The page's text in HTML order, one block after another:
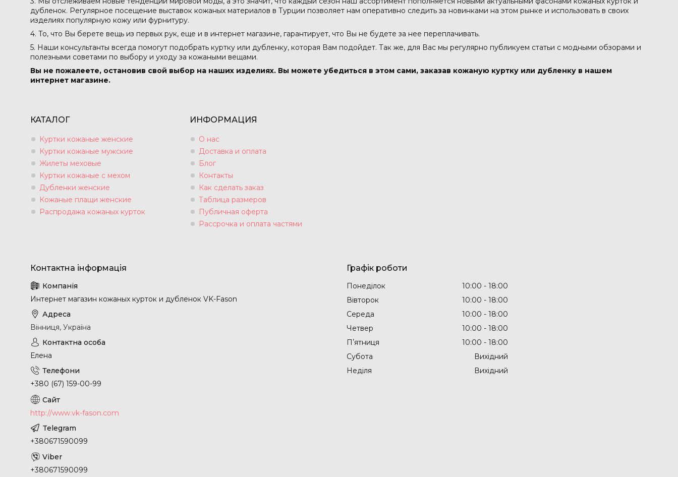
дубленок. Регулярное посещение выставок кожаных материалов в Турции позволяет нам оперативно следить за новинками на этом рынке и использовать в своих
изделиях популярную кожу или фурнитуру.
4. То, что Вы берете вещь из первых рук, еще и в интернет магазине, гарантирует, что Вы не будете за нее переплачивать.
5. Наши консультанты всегда помогут подобрать куртку или дубленку, которая Вам подойдет. Так же, для Вас мы регулярно публикуем статьи с модными обзорами и
полезными советами по выбору и уходу за кожаными вещами.
Вы не пожалеете, остановив свой выбор на наших изделиях. Вы можете убедиться в этом сами, заказав кожаную куртку или дубленку в нашем
интернет магазине.
КАТАЛОГ
Куртки кожаные женские
Куртки кожаные мужские
Жилеты меховые
Куртки кожаные с мехом
Дубленки женские
Кожаные плащи женские
Распродажа кожаных курток
ИНФОРМАЦИЯ
О нас
Доставка и оплата
Блог
Контакты
Как сделать заказ
Таблица размеров
Публичная оферта
Рассрочка и оплата частями
Интернет магазин кожаных курток и дубленок VK-Fason
Вінниця, Україна
Елена
+380 (67) 159-00-99
http://www.vk-fason.com
+380671590099
+380671590099
Графік роботи
Понеділок 10:00
18:00
Вівторок
10:00
18:00
Середа
10:00
18:00
Четвер
10:00
18:00
Пʼятниця
10:00
18:00
Субота
Вихідний
Неділя
Вихідний